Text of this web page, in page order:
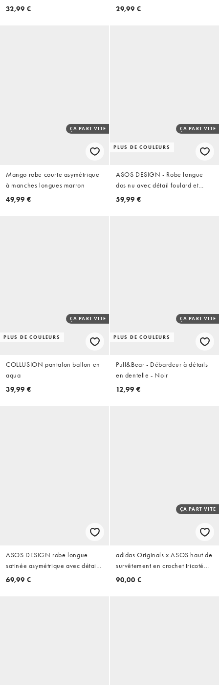
imprimé varsity Mickey Mouse
32,99 €
29,99 €
ÇA PART VITE
Mango robe courte asymétrique
à manches longues marron
49,99 €
PLUS DE COULEURS
ÇA PART VITE
ASOS DESIGN - Robe longue
dos nu avec détail foulard et
ourlet volanté - Chocolat amer
59,99 €
PLUS DE COULEURS
ÇA PART VITE
COLLUSION pantalon ballon en
aqua
39,99 €
PLUS DE COULEURS
ÇA PART VITE
Pull&Bear - Débardeur à détails
en dentelle - Noir
12,99 €
ASOS DESIGN robe longue
satinée asymétrique avec détail
plissé en bleu sarcelle
69,99 €
ÇA PART VITE
adidas Originals x ASOS haut de
survêtement en crochet tricoté
blanc cassé
90,00 €